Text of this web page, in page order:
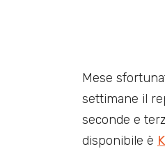
Mese
settimane il
seconde e
disponibile è